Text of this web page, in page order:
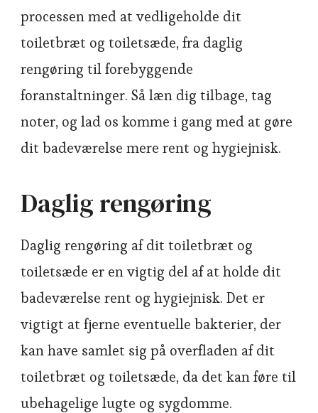
processen med at vedligeholde dit
toiletbræt og toiletsæde, fra daglig
rengøring til forebyggende
foranstaltninger. Så læn dig tilbage, tag
noter, og lad os komme i gang med at gøre
dit badeværelse mere rent og hygiejnisk.
Daglig rengøring
Daglig rengøring af dit toiletbræt og
toiletsæde er en vigtig del af at holde dit
badeværelse rent og hygiejnisk. Det er
vigtigt at fjerne eventuelle bakterier, der
kan have samlet sig på overfladen af dit
toiletbræt og toiletsæde, da det kan føre til
ubehagelige lugte og sygdomme.